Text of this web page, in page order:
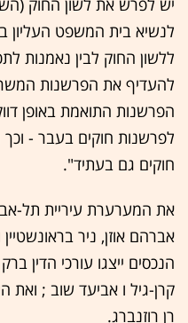
יש לפרש את לשון החוק
ללשון החוק לבין נאמנות
להעדיף את הפרשנות
הפרשנות התואמת באופן
לפרשנות חוקים בעבר - וכך
חוקים גם בעתיד".
את המערערת עיריית תל-
אברהם אוזן, ניר
הנכסים ייצגו עורכי הדין
קרן-גיל ו אביעד שוב ;
רן רוזנברג.